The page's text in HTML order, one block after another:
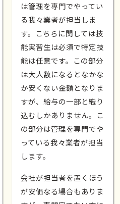
は管理を専門でやってい
る我々業者が担当しま
す。こちらに関しては技
能実習生は必須で特定技
能は任意です。この部分
は大人数になるとなかな
か安くない金額となりま
すが、給与の一部と織り
込むしかありません。こ
の部分は管理を専門でや
っている我々業者が担当
します。
会社が担当者を置くほう
が安価なる場合もありま